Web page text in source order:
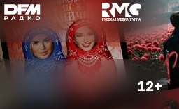
12+